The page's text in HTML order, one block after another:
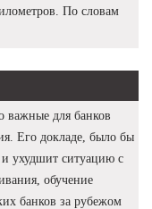
По словам
важные для банков
Его докладе, было бы
ухудшит ситуацию с
обучение
банков за рубежом